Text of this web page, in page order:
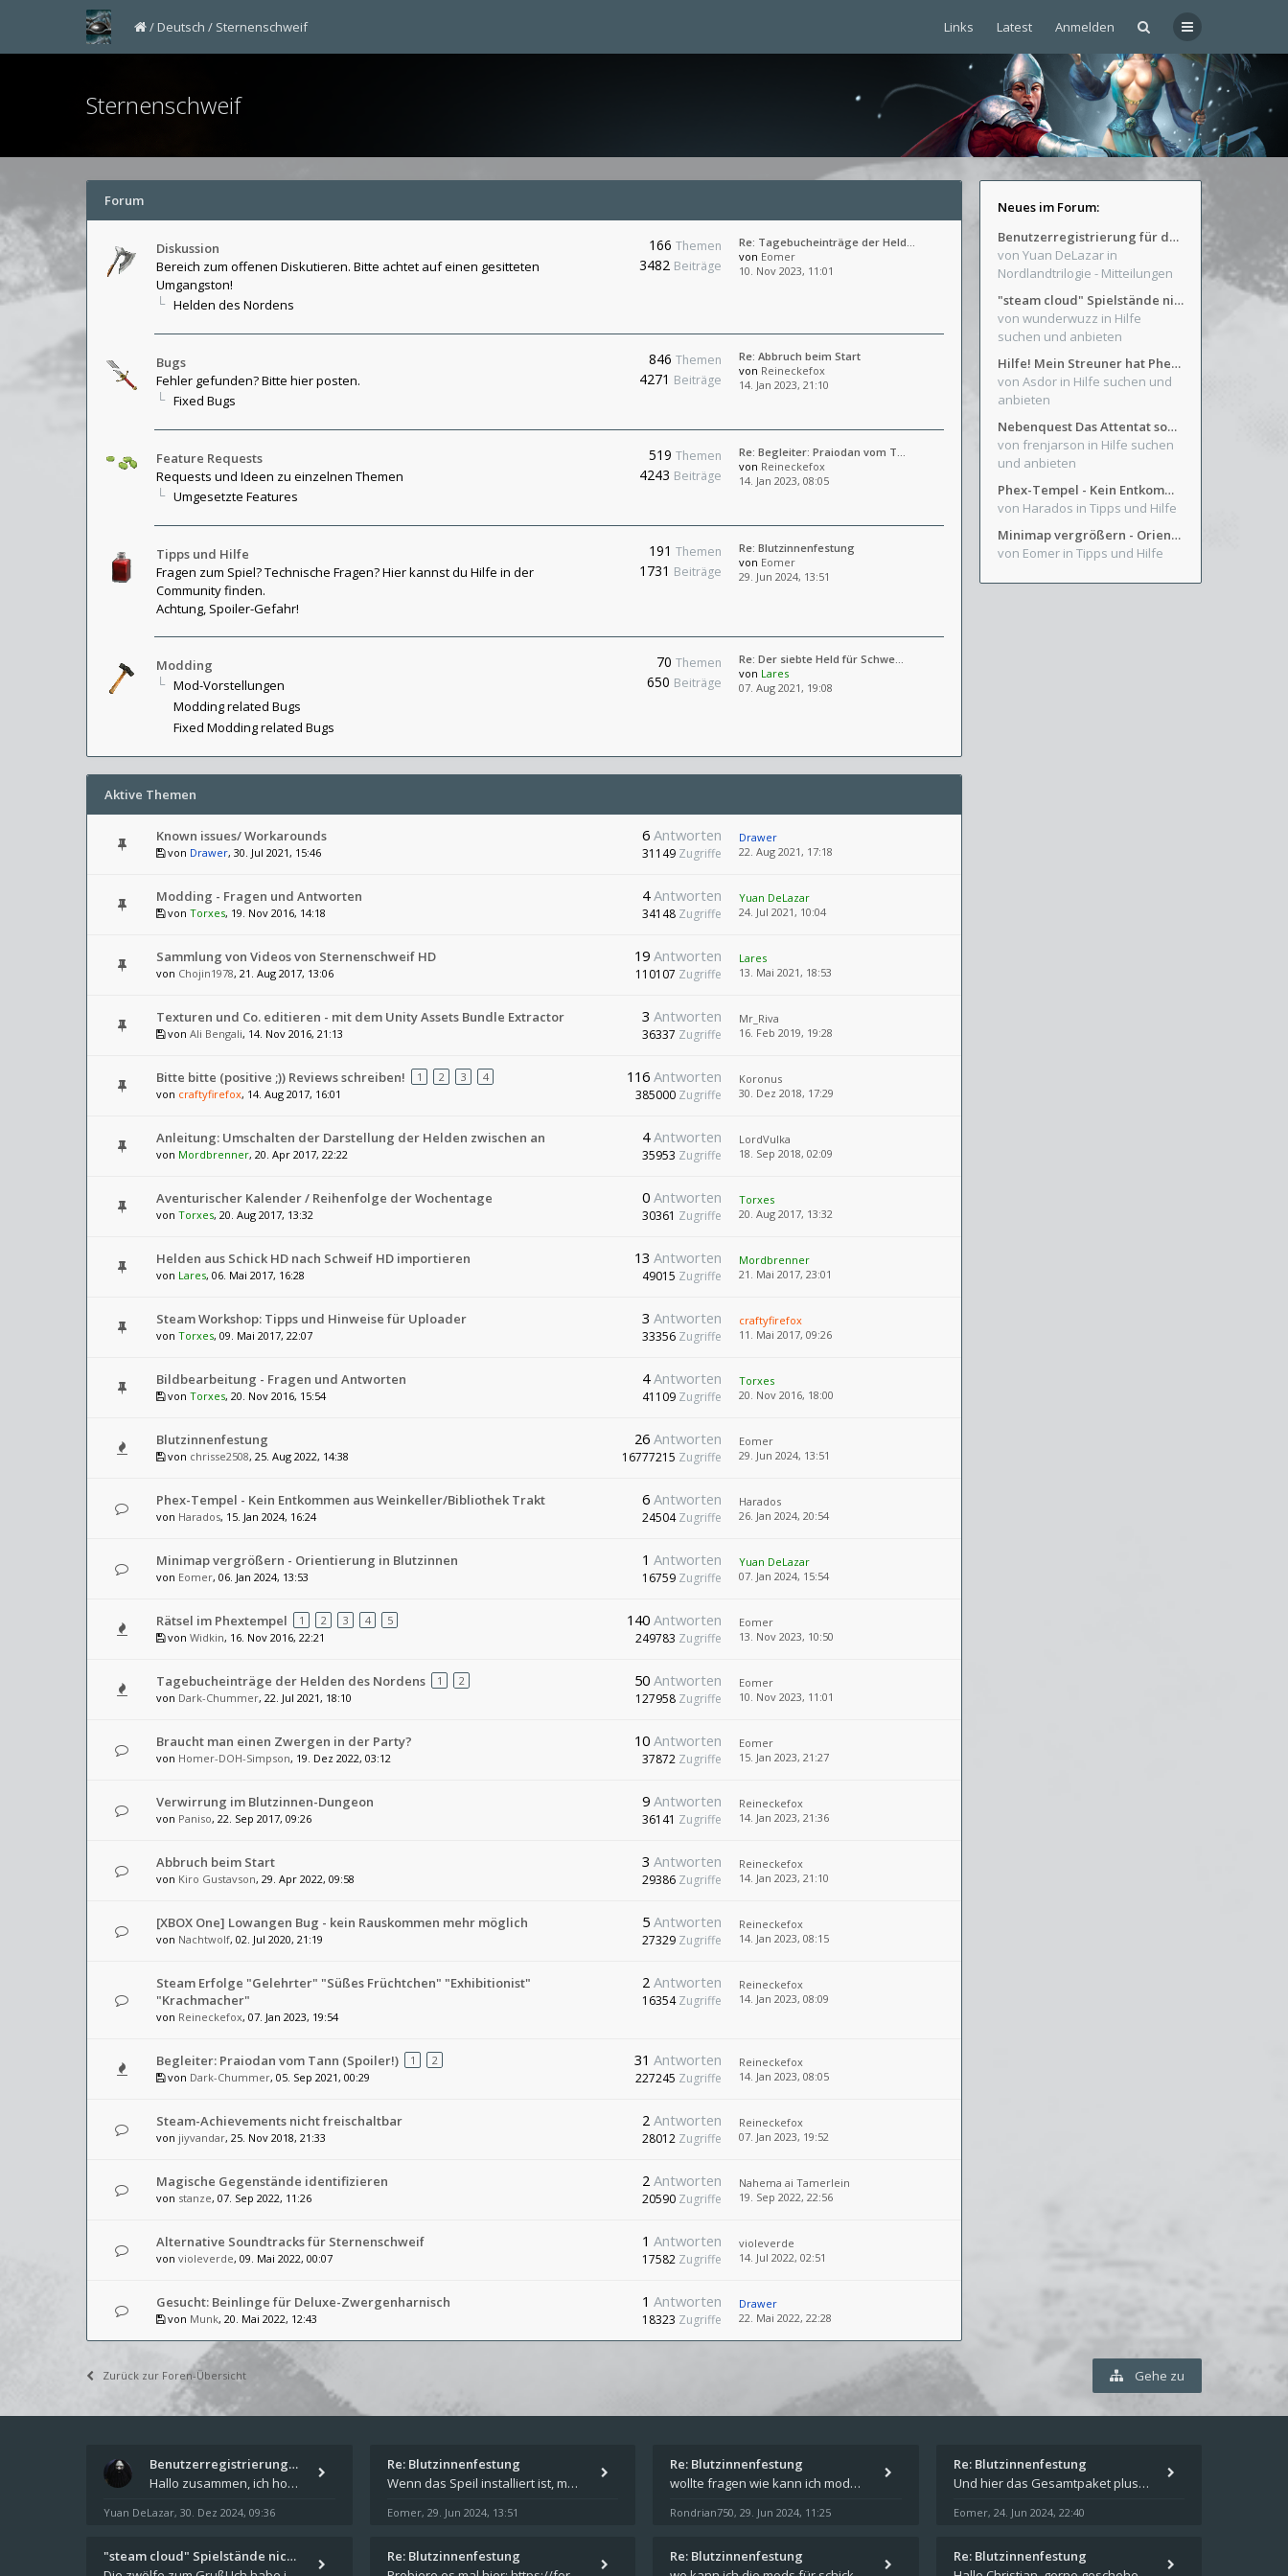
Links Latest Anmelden
Deutsch Sternenschweif
Sternenschweif
Forum
Diskussion
Bereich zum offenen Diskutieren. Bitte achtet auf einen gesitteten
Umgangston!
Helden des Nordens
166 Themen
3482 Beiträge
Re: Tagebucheinträge der Held…
von Eomer
10. Nov 2023, 11:01
Bugs
Fehler gefunden? Bitte hier posten.
Fixed Bugs
846 Themen
4271 Beiträge
Re: Abbruch beim Start
von Reineckefox
14. Jan 2023, 21:10
Feature Requests
Requests und Ideen zu einzelnen Themen
Umgesetzte Features
519 Themen
4243 Beiträge
Re: Begleiter: Praiodan vom T…
von Reineckefox
14. Jan 2023, 08:05
Tipps und Hilfe
Fragen zum Spiel? Technische Fragen? Hier kannst du Hilfe in der
Community finden.
Achtung, Spoiler-Gefahr!
191 Themen
1731 Beiträge
Re: Blutzinnenfestung
von Eomer
29. Jun 2024, 13:51
Modding
Mod-Vorstellungen
Modding related Bugs
Fixed Modding related Bugs
70 Themen
650 Beiträge
Re: Der siebte Held für Schwe…
von Lares
07. Aug 2021, 19:08
Aktive Themen
Known issues/ Workarounds
von Drawer, 30. Jul 2021, 15:46
6 Antworten
31149 Zugriffe
Drawer
22. Aug 2021, 17:18
Modding - Fragen und Antworten
von Torxes, 19. Nov 2016, 14:18
4Antworten
34148 Zugriffe
Yuan DeLazar
24. Jul 2021, 10:04
Sammlung von Videos von Sternenschweif HD
von Chojin1978, 21. Aug 2017, 13:06
19 Antworten
110107 Zugriffe
Lares
13. Mai 2021, 18:53
Texturen und Co. editieren - mit dem Unity Assets Bundle Extractor
von Ali Bengali, 14. Nov 2016, 21:13
3 Antworten
36337 Zugriffe
Mr_Riva
16. Feb 2019, 19:28
Bitte bitte (positive ;)) Reviews schreiben! 1 2 3
4
von craftyfirefox, 14. Aug 2017, 16:01
116 Antworten
385000 Zugriffe
Koronus
30. Dez 2018, 17:29
Anleitung: Umschalten der Darstellung der Helden zwischen an
von Mordbrenner, 20. Apr 2017, 22:22
4Antworten
35953 Zugriffe
LordVulka
18. Sep 2018, 02:09
Aventurischer Kalender / Reihenfolge der Wochentage
von Torxes, 20. Aug 2017, 13:32
0 Antworten
30361 Zugriffe
Torxes
20. Aug 2017, 13:32
Helden aus Schick HD nach Schweif HD importieren
von Lares, 06. Mai 2017, 16:28
13 Antworten
49015 Zugriffe
Mordbrenner
21. Mai 2017, 23:01
Steam Workshop: Tipps und Hinweise für Uploader
von Torxes, 09. Mai 2017, 22:07
3 Antworten
33356 Zugriffe
craftyfirefox
11. Mai 2017, 09:26
Bildbearbeitung - Fragen und Antworten
von Torxes, 20. Nov 2016, 15:54
4Antworten
41109 Zugriffe
Torxes
20. Nov 2016, 18:00
Blutzinnenfestung
von chrisse2508, 25. Aug 2022, 14:38
26 Antworten
16777215 Zugriffe
Eomer
29. Jun 2024, 13:51
Phex-Tempel - Kein Entkommen aus Weinkeller/Bibliothek Trakt
von Harados, 15. Jan 2024, 16:24
6 Antworten
24504Zugriffe
Harados
26. Jan 2024, 20:54
Minimap vergrößern - Orientierung in Blutzinnen
von Eomer, 06. Jan 2024, 13:53
1 Antworten
16759 Zugriffe
Yuan DeLazar
07. Jan 2024, 15:54
Rätsel im Phextempel 1 2 3 4
5
von Widkin, 16. Nov 2016, 22:21
140 Antworten
249783 Zugriffe
Eomer
13. Nov 2023, 10:50
Tagebucheinträge der Helden des Nordens 1
2
von Dark-Chummer, 22. Jul 2021, 18:10
50 Antworten
127958 Zugriffe
Eomer
10. Nov 2023, 11:01
Braucht man einen Zwergen in der Party?
von Homer-DOH-Simpson, 19. Dez 2022, 03:12
10 Antworten
37872 Zugriffe
Eomer
15. Jan 2023, 21:27
Verwirrung im Blutzinnen-Dungeon
von Paniso, 22. Sep 2017, 09:26
9 Antworten
36141 Zugriffe
Reineckefox
14. Jan 2023, 21:36
Abbruch beim Start
von Kiro Gustavson, 29. Apr 2022, 09:58
3 Antworten
29386 Zugriffe
Reineckefox
14. Jan 2023, 21:10
[XBOX One] Lowangen Bug - kein Rauskommen mehr möglich
von Nachtwolf, 02. Jul 2020, 21:19
5 Antworten
27329 Zugriffe
Reineckefox
14. Jan 2023, 08:15
Steam Erfolge "Gelehrter" "Süßes Früchtchen" "Exhibitionist"
"Krachmacher"
von Reineckefox, 07. Jan 2023, 19:54
2 Antworten
16354Zugriffe
Reineckefox
14. Jan 2023, 08:09
Begleiter: Praiodan vom Tann (Spoiler!) 1
2
von Dark-Chummer, 05. Sep 2021, 00:29
31 Antworten
227245 Zugriffe
Reineckefox
14. Jan 2023, 08:05
Steam-Achievements nicht freischaltbar
von jiyvandar, 25. Nov 2018, 21:33
2 Antworten
28012 Zugriffe
Reineckefox
07. Jan 2023, 19:52
Magische Gegenstände identifizieren
von stanze, 07. Sep 2022, 11:26
2 Antworten
20590 Zugriffe
Nahema ai Tamerlein
19. Sep 2022, 22:56
Alternative Soundtracks für Sternenschweif
von violeverde, 09. Mai 2022, 00:07
1 Antworten
17582 Zugriffe
violeverde
14. Jul 2022, 02:51
Gesucht: Beinlinge für Deluxe-Zwergenharnisch
von Munk, 20. Mai 2022, 12:43
1 Antworten
18323 Zugriffe
Drawer
22. Mai 2022, 22:28
Neues im Forum:
Benutzerregistrierung für das SchickHD-/SchweifHD-Forum gesperrt
von Yuan DeLazar in
Nordlandtrilogie - Mitteilungen
"steam cloud" Spielstände nicht verfügbar
von wunderwuzz in Hilfe
suchen und anbieten
Hilfe! Mein Streuner hat Phexens Gunst verloren...
von Asdor in Hilfe suchen und
anbieten
Nebenquest Das Attentat sowie Beilunker Reiter und zwei kleine Ausrüstungsfragen
von frenjarson in Hilfe suchen
und anbieten
Phex-Tempel - Kein Entkommen aus Weinkeller/Bibliothek Trakt
von Harados in Tipps und Hilfe
Minimap vergrößern - Orientierung in Blutzinnen
von Eomer in Tipps und Hilfe
Zurück zur Foren-Übersicht Gehe zu
Benutzerregistrierung für das…
Hallo zusammen, ich hoffe Ihr hattet schöne Feiertage und kommt auch gut ins neue Jahr. Ich schreibe hier kurz zur Infor
Yuan DeLazar, 30. Dez 2024, 09:36
Re: Blutzinnenfestung
Wenn das Speil installiert ist, müsste unter "Dokumente" auf Deinem Rechner ein Verzeichnis "blade of destiny" sein. Dar
Eomer, 29. Jun 2024, 13:51
Re: Blutzinnenfestung
wollte fragen wie kann ich mods für das spiel schicksalsklinge in das spieleverzeichnis kopieren und in welches
Rondrian750, 29. Jun 2024, 11:25
Re: Blutzinnenfestung
Und hier das Gesamtpaket plus Übersicht als Excel-Tabelle: https://forum.schicksalsklinge.com/viewtopic.php?f=239&t=156
Eomer, 24. Jun 2024, 22:40
"steam cloud" Spielstände nic…
Re: Blutzinnenfestung
Re: Blutzinnenfestung
Re: Blutzinnenfestung